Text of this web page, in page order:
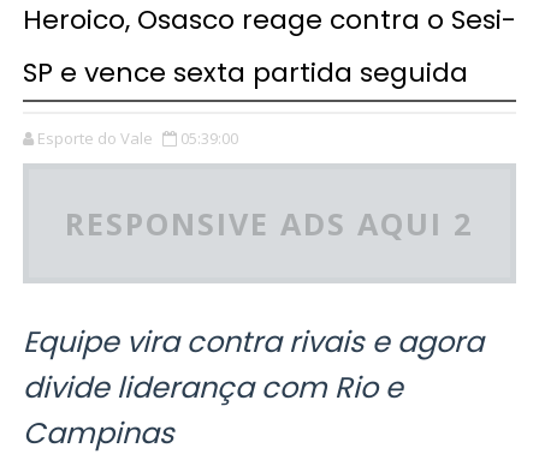
Heroico, Osasco reage contra o Sesi-
SP e vence sexta partida seguida
Esporte do Vale 05:39:00
RESPONSIVE ADS AQUI 2
Equipe vira contra rivais e agora
divide liderança com Rio e
Campinas